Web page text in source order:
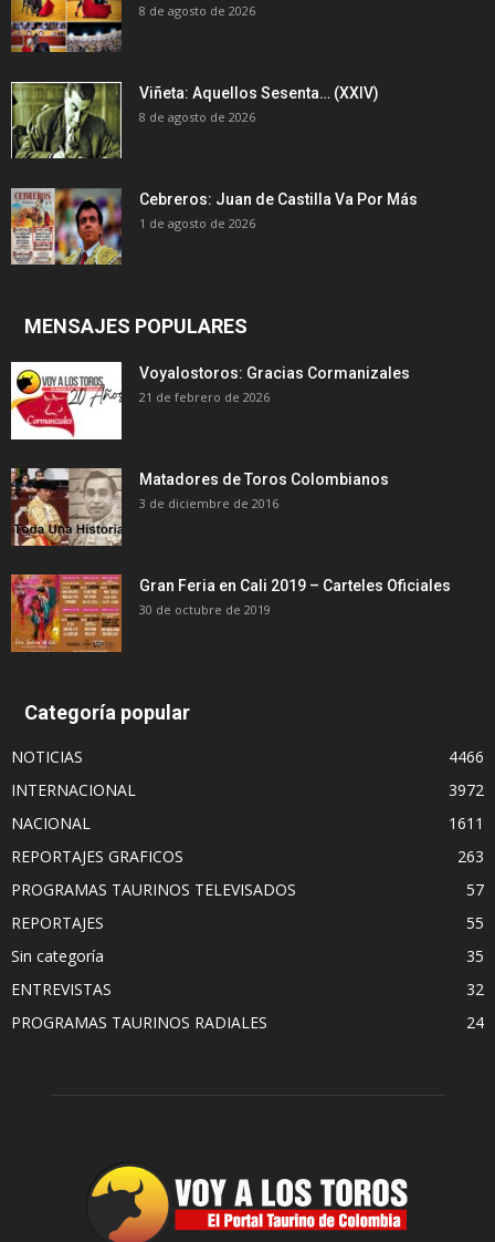
8 de agosto de 2026
Viñeta: Aquellos Sesenta… (XXIV)
8 de agosto de 2026
Cebreros: Juan de Castilla Va Por Más
1 de agosto de 2026
MENSAJES POPULARES
Voyalostoros: Gracias Cormanizales
21 de febrero de 2026
Matadores de Toros Colombianos
3 de diciembre de 2016
Gran Feria en Cali 2019 – Carteles Oficiales
30 de octubre de 2019
Categoría popular
NOTICIAS
4466
INTERNACIONAL
3972
NACIONAL
1611
REPORTAJES GRAFICOS
263
PROGRAMAS TAURINOS TELEVISADOS
57
REPORTAJES
55
Sin categoría
35
ENTREVISTAS
32
PROGRAMAS TAURINOS RADIALES
24